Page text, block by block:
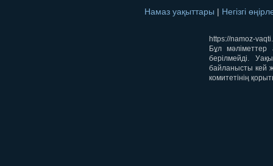
Намаз уақыттары | Негізгі
https://namoz-
Бұл мәліметтер
берілмейді.
байланысты кей
комитетінің